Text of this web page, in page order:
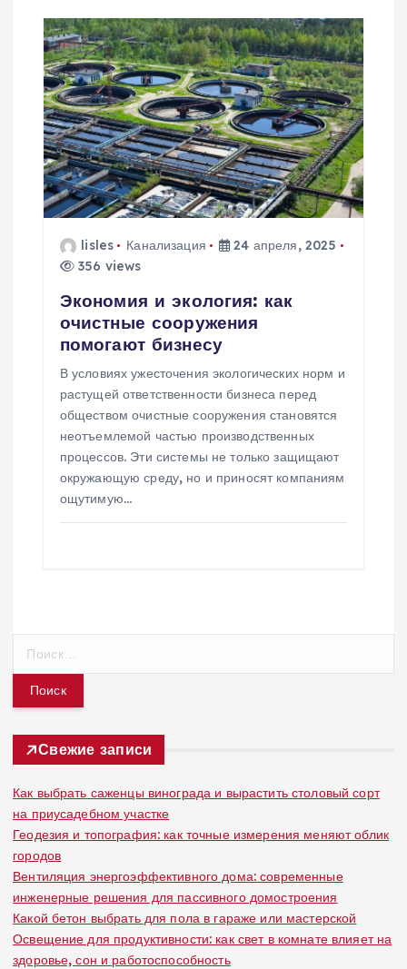
lisles Канализация
24 апреля, 2025
356 views
Экономия и экология: как
очистные сооружения
помогают бизнесу
В условиях ужесточения экологических норм и
растущей ответственности бизнеса перед
обществом очистные сооружения становятся
неотъемлемой частью производственных
процессов. Эти системы не только защищают
окружающую среду, но и приносят компаниям
ощутимую…
т
Свежие записи
Как выбрать саженцы винограда и вырастить столовый сорт
на приусадебном участке
Геодезия и топография: как точные измерения меняют облик
городов
Вентиляция энергоэффективного дома: современные
инженерные решения для пассивного домостроения
Какой бетон выбрать для пола в гараже или мастерской
Освещение для продуктивности: как свет в комнате влияет на
здоровье, сон и работоспособность